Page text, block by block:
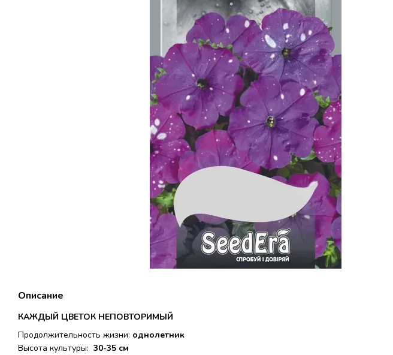
Описание
КАЖДЫЙ ЦВЕТОК НЕПОВТОРИМЫЙ
Продолжительность жизни: однолетник
Высота культуры: 30-35 см